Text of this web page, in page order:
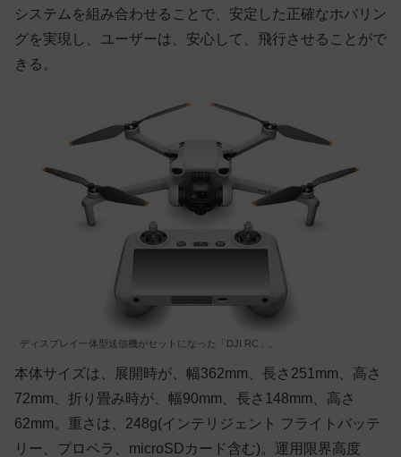
システムを組み合わせることで、安定した正確なホバリン
グを実現し、ユーザーは、安心して、飛行させることがで
きる。
ディスプレイ一体型送信機がセットになった「DJI RC」。
本体サイズは、展開時が、幅362mm、長さ251mm、高さ
72mm、折り畳み時が、幅90mm、長さ148mm、高さ
62mm。重さは、248g(インテリジェント フライトバッテ
リー、プロペラ、microSDカード含む)。運用限界高度